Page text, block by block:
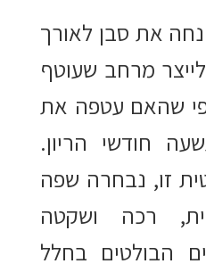
את סבן לאורך
מרחב שעוטף
שהאם עטפה את
חודשי הריון.
זו, נבחרה שפה
רכה ושקטה
הבולטים בחלל